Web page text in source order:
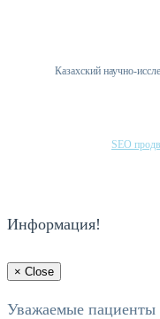
Казахский научно-
SEO
Информация!
× Close
Уважаемые пациенты